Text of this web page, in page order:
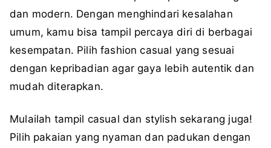
dan modern. Dengan menghindari kesalahan
umum, kamu bisa tampil percaya diri di berbagai
kesempatan. Pilih fashion casual yang sesuai
dengan kepribadian agar gaya lebih autentik dan
mudah diterapkan.
Mulailah tampil casual dan stylish sekarang juga!
Pilih pakaian yang nyaman dan padukan dengan